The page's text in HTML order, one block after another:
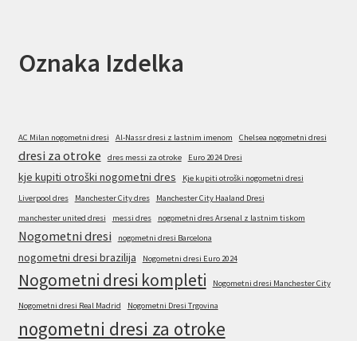
Oznaka Izdelka
AC Milan nogometni dresi Al-Nassr dresi z lastnim imenom Chelsea nogometni dresi
dresi za otroke dres messi za otroke Euro 2024 Dresi
kje kupiti otroški nogometni dres
Kje kupiti otroški nogometni dresi
Liverpool dres
Manchester City dres
Manchester City Haaland Dresi
manchester united dresi
messi dres nogometni dres Arsenal z lastnim tiskom
Nogometni dresi nogometni dresi Barcelona
nogometni dresi brazilija Nogometni dresi Euro 2024
Nogometni dresi kompleti Nogometni dresi Manchester City
Nogometni dresi Real Madrid Nogometni Dresi Trgovina
nogometni dresi za otroke